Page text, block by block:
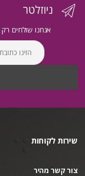
ניוזלטר
אנחנו שולחים
שירות לקוחות
צור קשר מהיר